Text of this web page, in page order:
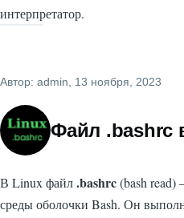
интерпретатор.
Автор: admin, 13 ноября, 2023
Файл .bashrc
В Linux файл.bashrc(bash
среды оболочки Bash. Он